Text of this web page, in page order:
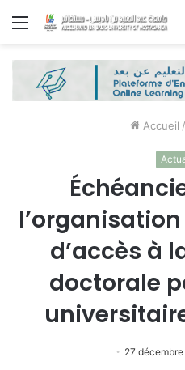
Menu
Accueil /
d’accès à
doctorale
27